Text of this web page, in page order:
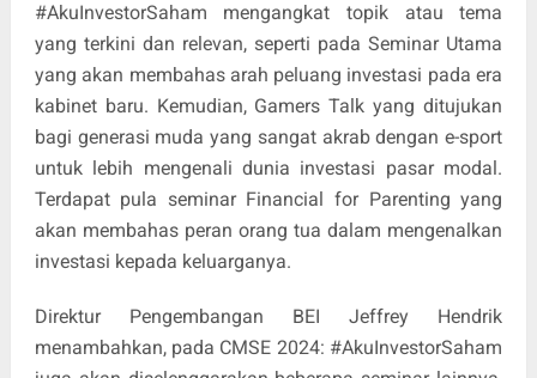
#AkuInvestorSaham mengangkat topik atau tema
yang terkini dan relevan, seperti pada Seminar Utama
yang akan membahas arah peluang investasi pada era
kabinet baru. Kemudian, Gamers Talk yang ditujukan
bagi generasi muda yang sangat akrab dengan e-sport
untuk lebih mengenali dunia investasi pasar modal.
Terdapat pula seminar Financial for Parenting yang
akan membahas peran orang tua dalam mengenalkan
investasi kepada keluarganya.
Direktur Pengembangan BEI Jeffrey Hendrik
menambahkan, pada CMSE 2024: #AkuInvestorSaham